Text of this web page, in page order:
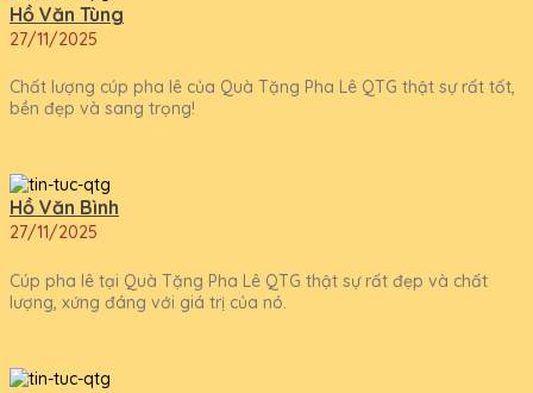
Hồ Văn Tùng
27/11/2025
Chất lượng cúp pha lê của Quà Tặng Pha Lê QTG thật sự rất tốt,
bền đẹp và sang trọng!
Hồ Văn Bình
27/11/2025
Cúp pha lê tại Quà Tặng Pha Lê QTG thật sự rất đẹp và chất
lượng, xứng đáng với giá trị của nó.